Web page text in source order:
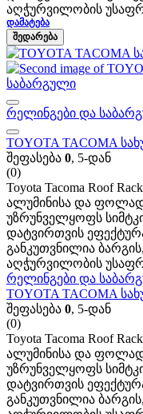
აღჭურვილობის
ᲓᲐᲛᲐᲢᲔᲑᲐ
ᲨᲔᲓᲐᲠᲔᲑᲐ
რელინგები და
TOYOTA TACOMA
შეფასება 0, 5-დან
(0)
Toyota Tacoma Roof
ალუმინისა და
უზრუნველყოფს
დატვირთვის
განკუთვნილია
აღჭურვილობის
რელინგები და
TOYOTA TACOMA
შეფასება 0, 5-დან
(0)
Toyota Tacoma Roof
ალუმინისა და
უზრუნველყოფს
დატვირთვის
განკუთვნილია